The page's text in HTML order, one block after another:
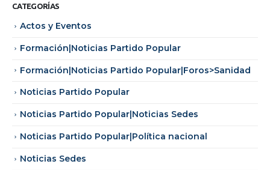
CATEGORÍAS
Actos y Eventos
Formación|Noticias Partido Popular
Formación|Noticias Partido Popular|Foros>Sanidad
Noticias Partido Popular
Noticias Partido Popular|Noticias Sedes
Noticias Partido Popular|Política nacional
Noticias Sedes